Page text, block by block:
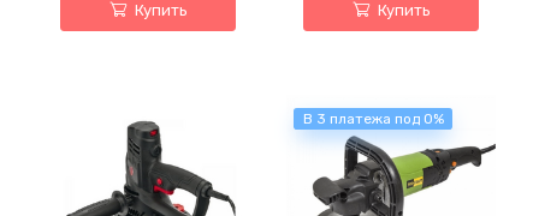
Купить Купить
В 3 платежа под 0%